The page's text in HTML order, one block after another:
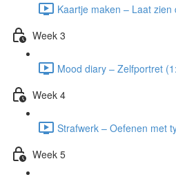
Kaartje maken – Laat
Week 3
Mood diary – Zelfportret
Week 4
Strafwerk – Oefenen met
Week 5